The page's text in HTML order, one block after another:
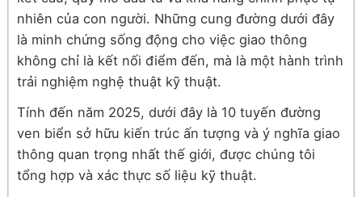
nhiên của con người. Những cung đường dưới đây
là minh chứng sống động cho việc giao thông
không chỉ là kết nối điểm đến, mà là một hành trình
trải nghiệm nghệ thuật kỹ thuật.
Tính đến năm 2025, dưới đây là 10 tuyến đường
ven biển sở hữu kiến trúc ấn tượng và ý nghĩa giao
thông quan trọng nhất thế giới, được chúng tôi
tổng hợp và xác thực số liệu kỹ thuật.